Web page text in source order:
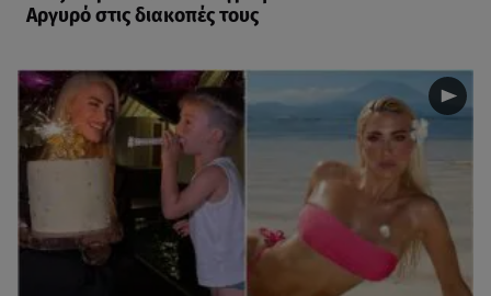
Αργυρό στις διακοπές τους